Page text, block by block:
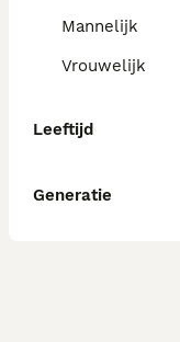
Mannelijk
Vrouwelijk
Leeftijd
Generatie